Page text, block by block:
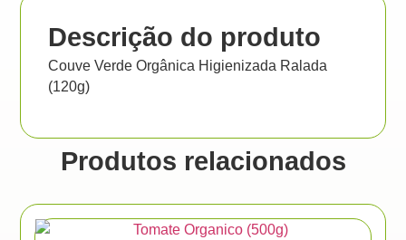
Descrição do produto
Couve Verde Orgânica Higienizada Ralada
(120g)
Produtos relacionados